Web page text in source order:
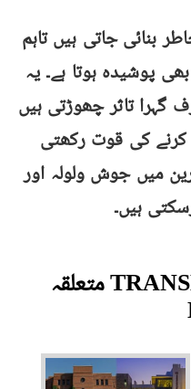
بنائی جاتی ہیں تاہم
پوشیدہ ہوتا ہے۔ یہ
گہرا تاثر چھوڑتی ہیں
کرنے کی قوت رکھتی
میں جوش ولولہ اور
ہیں۔
متعلقہ TRANSLATIONS.SELF-